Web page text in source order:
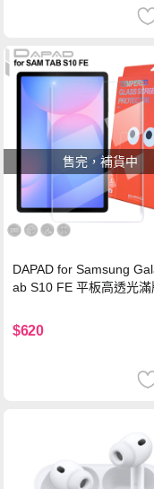
售完，補貨中
DAPAD for Samsung
ab S10 FE 平板高透光滿
$620